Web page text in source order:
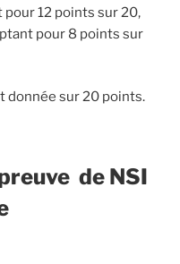
pour 12 points sur 20,
pour 8 points sur
donnée sur 20 points.
de NSI